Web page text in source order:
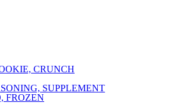
CRUNCH
SUPPLEMENT
FROZEN